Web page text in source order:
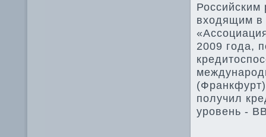
Российским
вхοдящим в
2009 года,
получил
уровень -